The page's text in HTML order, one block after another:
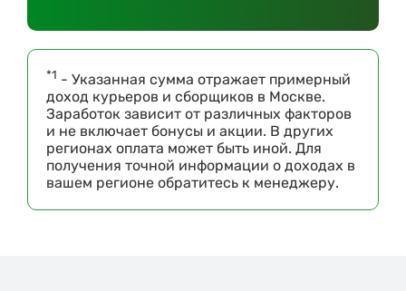
*1 - Указанная сумма отражает примерный
доход курьеров и сборщиков в Москве.
Заработок зависит от различных факторов
и не включает бонусы и акции. В других
регионах оплата может быть иной. Для
получения точной информации о доходах в
вашем регионе обратитесь к менеджеру.